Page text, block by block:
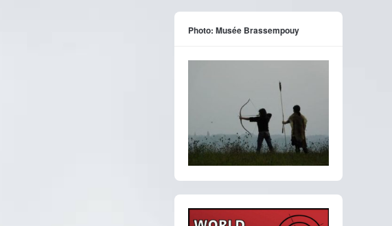
Photo: Musée Brassempouy